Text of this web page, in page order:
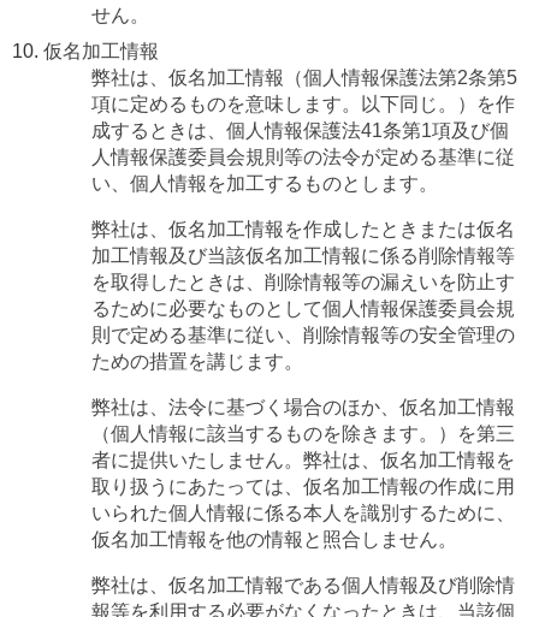
せん。
仮名加工情報
弊社は、仮名加工情報（個人情報保護法第2条第5
項に定めるものを意味します。以下同じ。）を作
成するときは、個人情報保護法41条第1項及び個
人情報保護委員会規則等の法令が定める基準に従
い、個人情報を加工するものとします。
弊社は、仮名加工情報を作成したときまたは仮名
加工情報及び当該仮名加工情報に係る削除情報等
を取得したときは、削除情報等の漏えいを防止す
るために必要なものとして個人情報保護委員会規
則で定める基準に従い、削除情報等の安全管理の
ための措置を講じます。
弊社は、法令に基づく場合のほか、仮名加工情報
（個人情報に該当するものを除きます。）を第三
者に提供いたしません。弊社は、仮名加工情報を
取り扱うにあたっては、仮名加工情報の作成に用
いられた個人情報に係る本人を識別するために、
仮名加工情報を他の情報と照合しません。
弊社は、仮名加工情報である個人情報及び削除情
報等を利用する必要がなくなったときは、当該個